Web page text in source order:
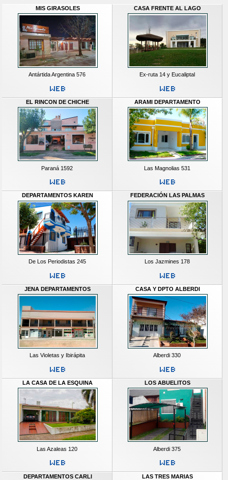
MIS GIRASOLES
Antártida Argentina 576
CASA FRENTE AL LAGO
Ex-ruta 14 y Eucaliptal
EL RINCON DE CHICHE
Paraná 1592
ARAMI DEPARTAMENTO
Las Magnolias 531
DEPARTAMENTOS KAREN
De Los Periodistas 245
FEDERACIÓN LAS PALMAS
Los Jazmines 178
JENA DEPARTAMENTOS
Las Violetas y Ibirápita
CASA Y DPTO ALBERDI
Alberdi 330
LA CASA DE LA ESQUINA
Las Azaleas 120
LOS ABUELITOS
Alberdi 375
DEPARTAMENTOS CARLI LAS TRES MARIAS